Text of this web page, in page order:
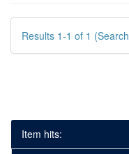
Results 1-1 of 1
Item hits: